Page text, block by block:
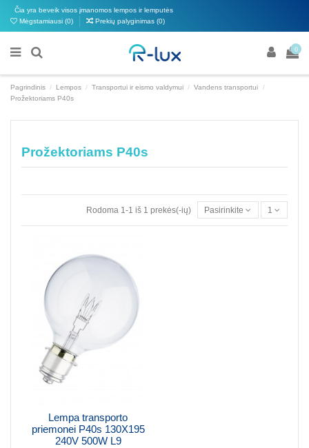
Čia yra beveik visos įmanomos lempos ir lemputės
Mėgstamiausi (0) Prekių palyginimas (0)
0
Pagrindinis Lempos Transportui ir eismo valdymui
Vandens transportui
Prožektoriams P40s
Prožektoriams P40s
Rodoma 1-1 iš 1 prekės(-ių) Pasirinkite 1
Lempa transporto
priemonei P40s 130X195
240V 500W L9